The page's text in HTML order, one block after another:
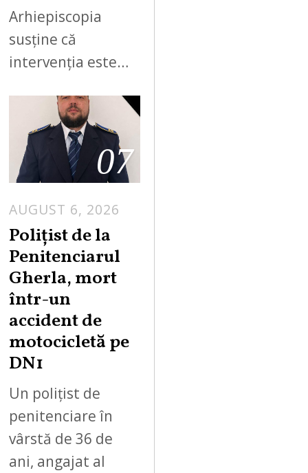
Arhiepiscopia
susține că
intervenția este…
07
AUGUST 6, 2026
Polițist de la
Penitenciarul
Gherla, mort
într-un
accident de
motocicletă pe
DN1
Un polițist de
penitenciare în
vârstă de 36 de
ani, angajat al